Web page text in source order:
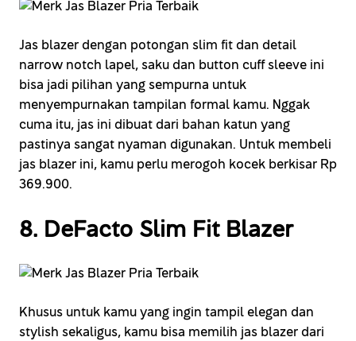
Jas blazer dengan potongan slim fit dan detail
narrow notch lapel, saku dan button cuff sleeve ini
bisa jadi pilihan yang sempurna untuk
menyempurnakan tampilan formal kamu. Nggak
cuma itu, jas ini dibuat dari bahan katun yang
pastinya sangat nyaman digunakan. Untuk membeli
jas blazer ini, kamu perlu merogoh kocek berkisar Rp
369.900.
8. DeFacto Slim Fit Blazer
Khusus untuk kamu yang ingin tampil elegan dan
stylish sekaligus, kamu bisa memilih jas blazer dari